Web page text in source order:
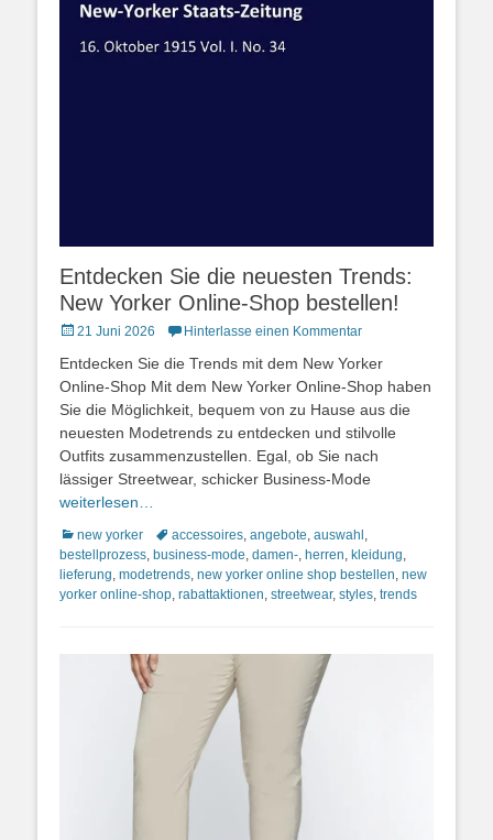
Entdecken Sie die neuesten Trends:
New Yorker Online-Shop bestellen!
Posted
21 Juni 2026 Hinterlasse einen Kommentar
Entdecken Sie die Trends mit dem New Yorker
Online-Shop Mit dem New Yorker Online-Shop haben
Sie die Möglichkeit, bequem von zu Hause aus die
neuesten Modetrends zu entdecken und stilvolle
Outfits zusammenzustellen. Egal, ob Sie nach
lässiger Streetwear, schicker Business-Mode
weiterlesen…
Kategorien
new yorker Schlagworte
accessoires angebote auswahl
bestellprozess business-mode damen- herren kleidung
lieferung modetrends new yorker online shop bestellen new
yorker online-shop rabattaktionen streetwear, styles trends